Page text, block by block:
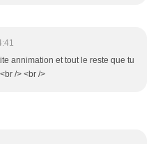
annimation et tout le reste que tu
/> <br />